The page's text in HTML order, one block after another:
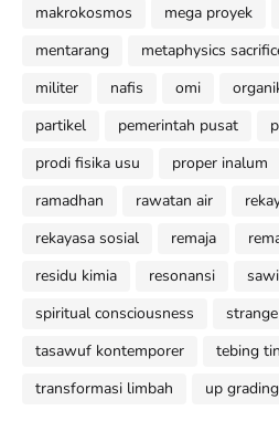
makrokosmos
mega proyek
mentarang
metaphysics
militer
nafis omi
partikel
pemerintah pusat
prodi fisika usu
proper inalum
ramadhan
rawatan air
rekayasa sosial
remaja
residu kimia
resonansi
spiritual consciousness
strange
tasawuf kontemporer
tebing
transformasi limbah
up grading